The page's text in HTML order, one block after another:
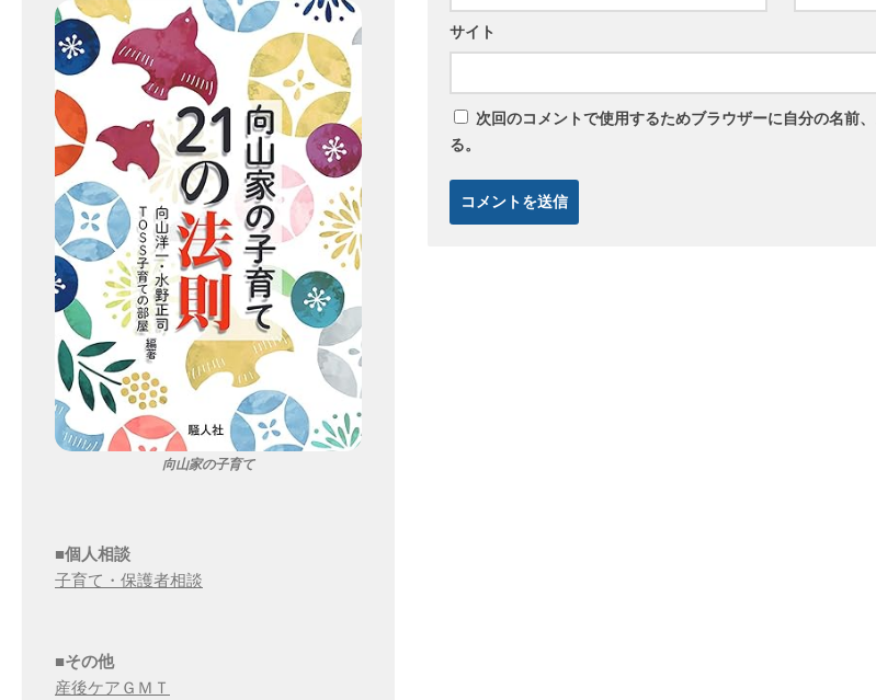
サイト
次回のコメントで使用するためブラウザーに自分の名前
る。
向山家の子育て
■個人相談
子育て・保護者相談
■その他
産後ケアＧＭＴ